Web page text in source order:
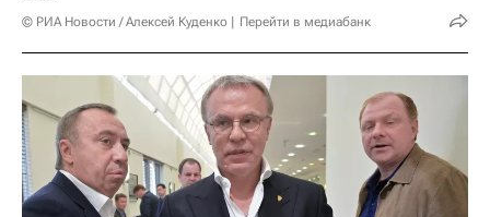
© РИА Новости / Алексей Куденко Перейти в медиабанк